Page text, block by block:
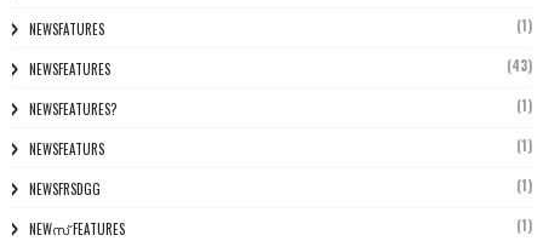
NEWSFATURES (1)
NEWSFEATURES (43)
NEWSFEATURES? (1)
NEWSFEATURS (1)
NEWSFRSDGG (1)
NEWസ് FEATURES (1)